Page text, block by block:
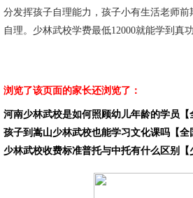
分发挥孩子自理能力，孩子小有生活老师
自理。少林武校学费最低12000就能学到真功
浏览了该页面的家长还浏览了：
河南少林武校是如何照顾幼儿年龄的学员【
孩子到嵩山少林武校也能学习文化课吗【全
少林武校收费标准普托与中托有什么区别【